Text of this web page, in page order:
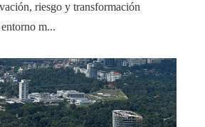
riesgo y transformación
m...